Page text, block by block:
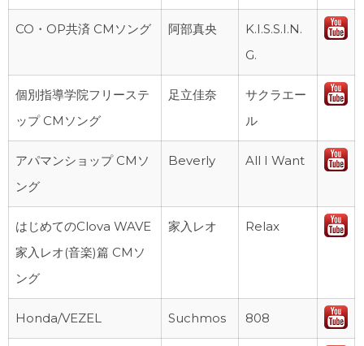
CO・OP共済 CMソング 阿部真央
K.I.S.S.I.N.
G.
個別指導学院フリーステ
ップ CMソング
足立佳奈
サクラエー
ル
アパマンショップ CMソ
ング
Beverly All I Want
はじめてのClova WAVE
家入レオ(音楽)篇 CMソ
ング
家入レオ Relax
Honda/VEZEL Suchmos 808